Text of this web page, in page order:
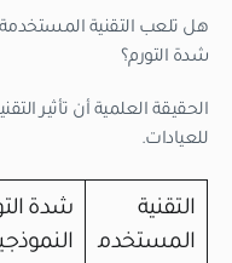
هل تلعب التقنية
شدة التورم؟
الحقيقة العلمية أن تأثير
للعيادات.
التقنية
المستخدم
شدة